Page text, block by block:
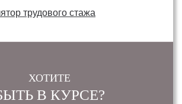
трудового стажа
ХОТИТЕ
В КУРСЕ?